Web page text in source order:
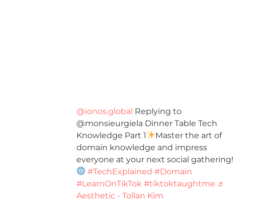
@ionos.global Replying to
@monsieurgiela Dinner Table Tech
Knowledge Part 1
Master the art of
domain knowledge and impress
everyone at your next social gathering!
#TechExplained #Domain
#LearnOnTikTok #tiktoktaughtme ♬
Aesthetic - Tollan Kim